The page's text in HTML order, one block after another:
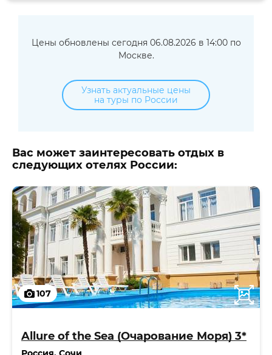
Цены обновлены сегодня 06.08.2026 в 14:00 по
Москве.
Узнать актуальные цены
на туры по России
Вас может заинтересовать отдых в
следующих отелях России:
107
Allure of the Sea (Очарование Моря) 3*